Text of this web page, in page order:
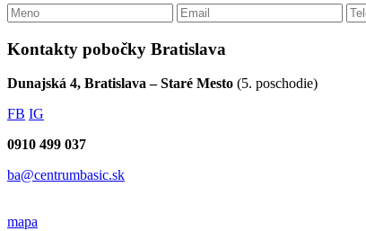
Kontakty pobočky Bratislava
Dunajská 4, Bratislava – Staré Mesto (5. poschodie)
FB IG
0910 499 037
ba@centrumbasic.sk
mapa